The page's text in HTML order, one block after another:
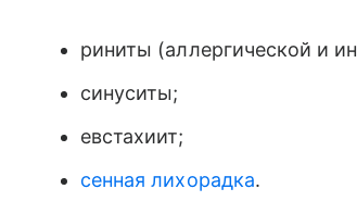
риниты (аллергической и
синуситы;
евстахиит;
сенная лихорадка.